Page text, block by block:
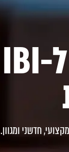
חדשני ומגוון.